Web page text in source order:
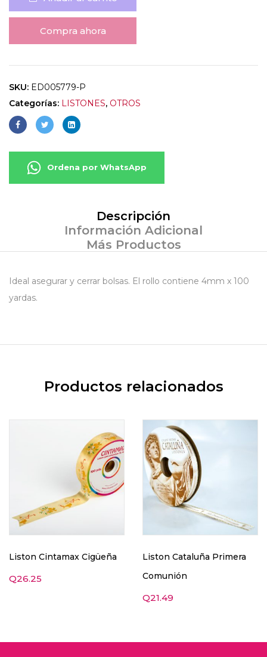
Compra ahora
SKU: ED005779-P
Categorías: LISTONES, OTROS
Ordena por WhatsApp
Descripción
Información Adicional
Más Productos
Ideal asegurar y cerrar bolsas. El rollo contiene 4mm x 100
yardas.
Productos relacionados
Liston Cintamax Cigüeña
Q26.25
Liston Cataluña Primera
Comunión
Q21.49